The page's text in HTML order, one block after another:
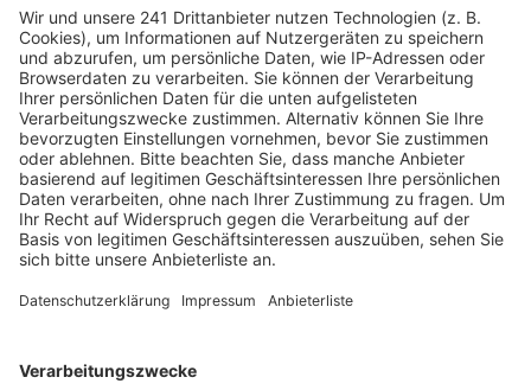
Benzin angezündet haben und war dann geflohen.
Mehrere dort gelagerte Dosen mit Butangas waren
durch das Feuer explodiert. Alle Fenster wurden aus
den Rahmen gerissen, Wohnungstüren flogen aus den
Angeln, 15 Bewohner des Hauses gerieten in
Lebensgefahr, heißt es in der Anklageschrift. Sie
mussten von der Feuerwehr teilweise mit Drehleitern
aus dem brennenden Haus gerettet werden. Der
Angeklagte konnte erst Wochen später bei
Grenzkontrollen in Spanien festgenommen werden.
Laut Anklage soll er psychisch krank sein und im
möglicherweise die Unterbringung in einer Klinik an.